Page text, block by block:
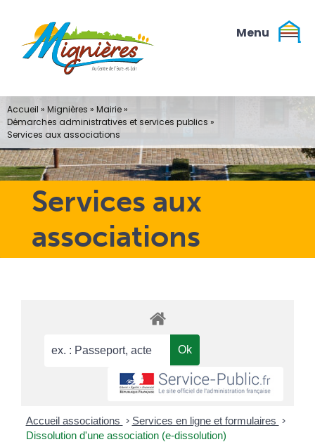
contenu
Services aux
associations
Accueil » Mignières » Mairie»
Démarches administratives et services publics »
Services aux associations
Accueil associations > Services en ligne et formulaires >
Dissolution d'une association (e-dissolution)